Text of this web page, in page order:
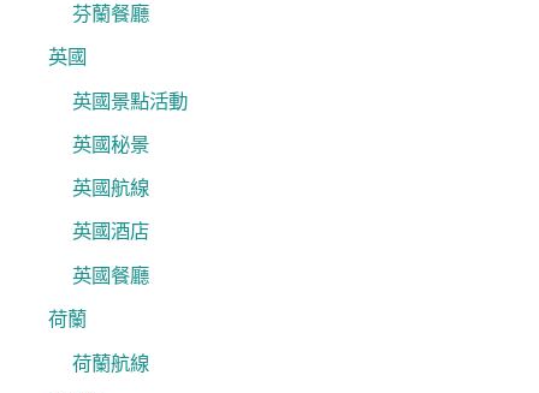
芬蘭餐廳
英國
英國景點活動
英國秘景
英國航線
英國酒店
英國餐廳
荷蘭
荷蘭航線